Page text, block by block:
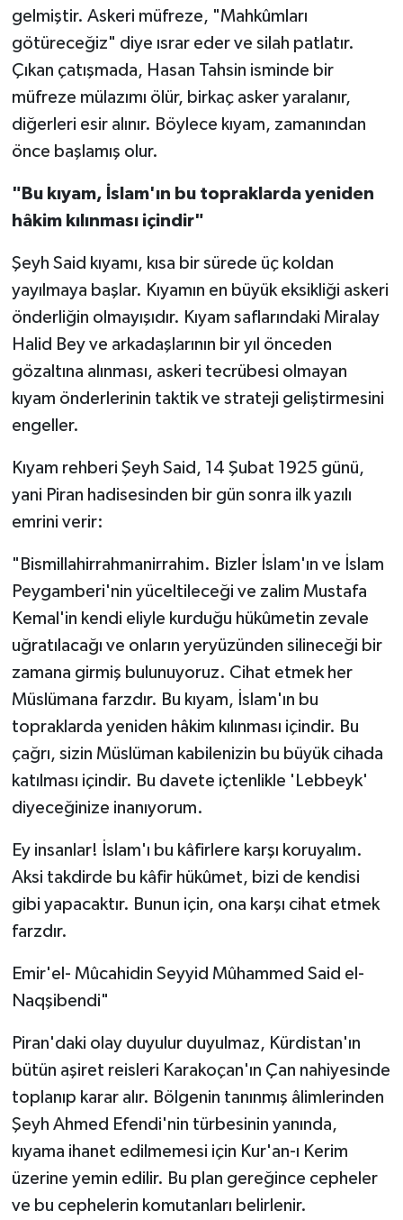
gelmiştir. Askeri müfreze, "Mahkûmları
götüreceğiz" diye ısrar eder ve silah patlatır.
Çıkan çatışmada, Hasan Tahsin isminde bir
müfreze mülazımı ölür, birkaç asker yaralanır,
diğerleri esir alınır. Böylece kıyam, zamanından
önce başlamış olur.
"Bu kıyam, İslam'ın bu topraklarda yeniden
hâkim kılınması içindir"
Şeyh Said kıyamı, kısa bir sürede üç koldan
yayılmaya başlar. Kıyamın en büyük eksikliği askeri
önderliğin olmayışıdır. Kıyam saflarındaki Miralay
Halid Bey ve arkadaşlarının bir yıl önceden
gözaltına alınması, askeri tecrübesi olmayan
kıyam önderlerinin taktik ve strateji geliştirmesini
engeller.
Kıyam rehberi Şeyh Said, 14 Şubat 1925 günü,
yani Piran hadisesinden bir gün sonra ilk yazılı
emrini verir:
"Bismillahirrahmanirrahim. Bizler İslam'ın ve İslam
Peygamberi'nin yüceltileceği ve zalim Mustafa
Kemal'in kendi eliyle kurduğu hükûmetin zevale
uğratılacağı ve onların yeryüzünden silineceği bir
zamana girmiş bulunuyoruz. Cihat etmek her
Müslümana farzdır. Bu kıyam, İslam'ın bu
topraklarda yeniden hâkim kılınması içindir. Bu
çağrı, sizin Müslüman kabilenizin bu büyük cihada
katılması içindir. Bu davete içtenlikle 'Lebbeyk'
diyeceğinize inanıyorum.
Ey insanlar! İslam'ı bu kâfirlere karşı koruyalım.
Aksi takdirde bu kâfir hükûmet, bizi de kendisi
gibi yapacaktır. Bunun için, ona karşı cihat etmek
farzdır.
Emir'el- Mûcahidin Seyyid Mûhammed Said el-
Naqşibendi"
Piran'daki olay duyulur duyulmaz, Kürdistan'ın
bütün aşiret reisleri Karakoçan'ın Çan nahiyesinde
toplanıp karar alır. Bölgenin tanınmış âlimlerinden
Şeyh Ahmed Efendi'nin türbesinin yanında,
kıyama ihanet edilmemesi için Kur'an-ı Kerim
üzerine yemin edilir. Bu plan gereğince cepheler
ve bu cephelerin komutanları belirlenir.